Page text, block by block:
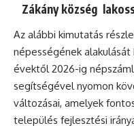
Zákány község
Az alábbi kimutatás
népességének alakulását
évektől 2026-ig
segítségével nyomon
változásai, amelyek
település fejlesztési